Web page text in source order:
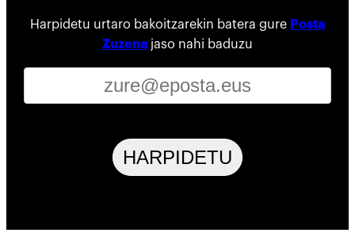
Harpidetu urtaro bakoitzarekin batera gure Posta
Zuzena jaso nahi baduzu
HARPIDETU